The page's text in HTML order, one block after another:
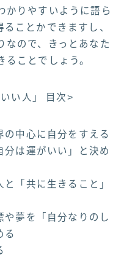
かりやすいように語ら
ことかできますし、
なので、きっとあなた
ことでしょう。
い人」 目次>
中心に自分をすえる
は運がいい」と決め
「共に生きること」
夢を「自分なりのし
る